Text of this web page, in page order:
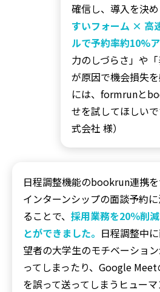
確信し、導入を決め
すいフォーム × 高
ルで予約率約10%ア
力のしづらさ」や「
が原因で機会損失
には、formrunと
せを試してほしい
式会社 様）
日程調整機能のbookrun連携
インターンシップの面談予約
ることで、 採用業務を20％削
とができました。 日程調整中
望者の大学生のモチベーショ
ってしまったり、Google Meet
を誤って送ってしまうヒューマ